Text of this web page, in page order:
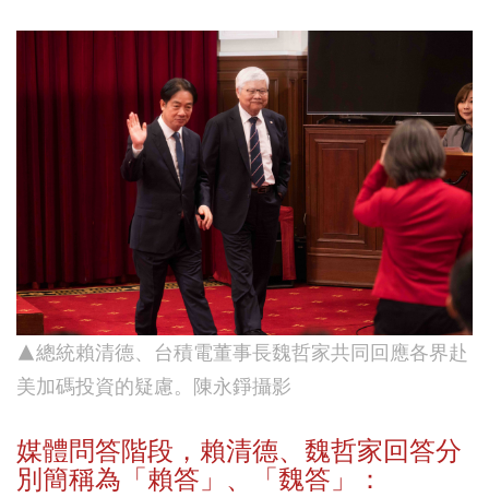
▲總統賴清德、台積電董事長魏哲家共同回應各界赴
美加碼投資的疑慮。陳永錚攝影
媒體問答階段，賴清德、魏哲家回答分
別簡稱為「賴答」、「魏答」：